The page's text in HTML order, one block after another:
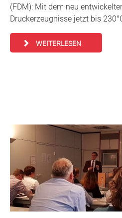
(FDM): Mit dem neu
Druckerzeugnisse jetzt bis
WEITERLESEN